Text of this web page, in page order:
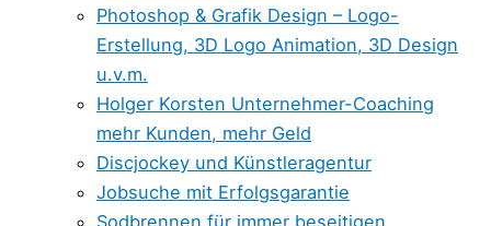
Photoshop & Grafik Design – Logo-
Erstellung, 3D Logo Animation, 3D Design
u.v.m.
Holger Korsten Unternehmer-Coaching
mehr Kunden, mehr Geld
Discjockey und Künstleragentur
Jobsuche mit Erfolgsgarantie